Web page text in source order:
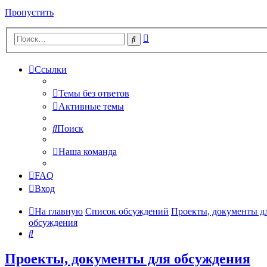
Пропустить
Поиск
Ссылки
Темы без ответов
Активные темы
Поиск
Наша команда
FAQ
Вход
На главную Список обсуждений Проекты, документы
обсуждения
Поиск
Проекты, документы для обсуждения